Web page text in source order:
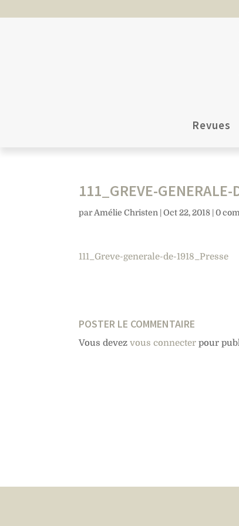
Revues
111_GREVE-GENERALE-
parAmélie Christen |Oct 22, 2018 |0
111_Greve-generale-de-1918_Presse
POSTER LE COMMENTAIRE
Vous devezvous connecter pour